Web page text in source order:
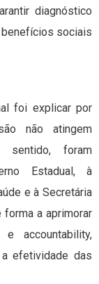
diagnóstico
benefícios sociais
foi explicar por
não atingem
sentido, foram
Estadual, à
e à Secretária
forma a aprimorar
e accountability,
efetividade das